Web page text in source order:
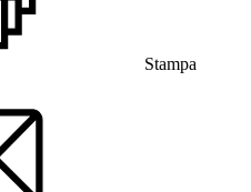
Stampa